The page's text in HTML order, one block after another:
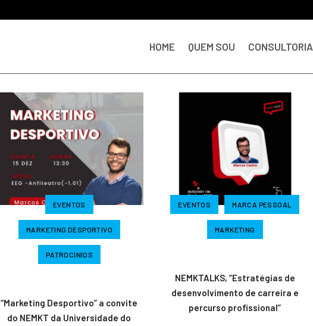
HOME QUEM SOU CONSULTORIA
EVENTOS
MARKETING DESPORTIVO
PATROCÍNIOS
“Marketing Desportivo” a convite
do NEMKT da Universidade do
EVENTOS MARCA PESSOAL
MARKETING
NEMKTALKS, “Estratégias de
desenvolvimento de carreira e
percurso profissional”